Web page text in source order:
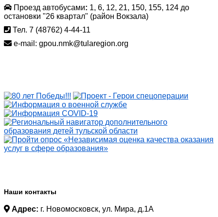
Проезд автобусами: 1, 6, 12, 21, 150, 155, 124 до
остановки "26 квартал" (район Вокзала)
Тел. 7 (48762) 4-44-11
e-mail: gpou.nmk@tularegion.org
Наши контакты
Адрес: г. Новомосковск, ул. Мира, д.1А